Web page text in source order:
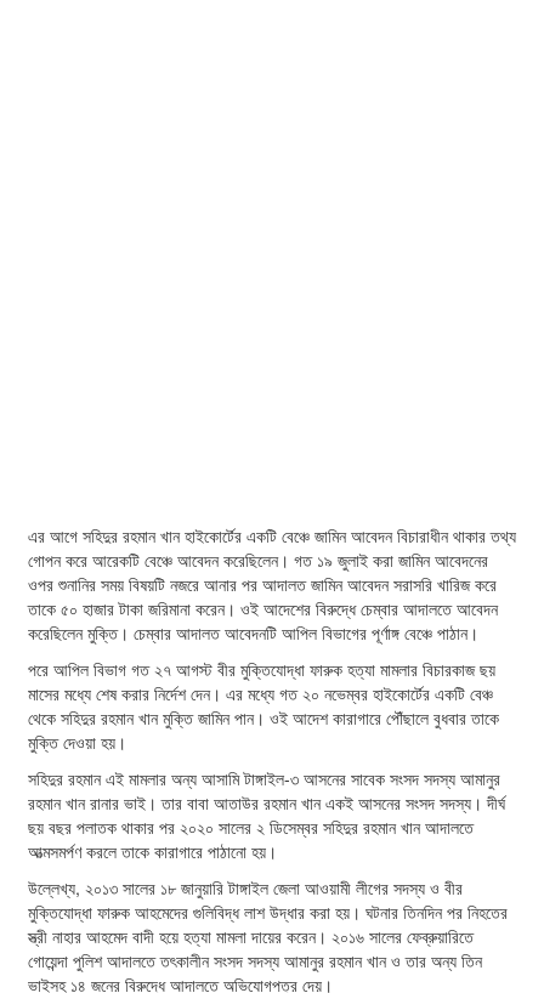
এর আগে সহিদুর রহমান খান হাইকোর্টের একটি বেঞ্চে জামিন আবেদন বিচারাধীন থাকার তথ্য
গোপন করে আরেকটি বেঞ্চে আবেদন করেছিলেন। গত ১৯ জুলাই করা জামিন আবেদনের
ওপর শুনানির সময় বিষয়টি নজরে আনার পর আদালত জামিন আবেদন সরাসরি খারিজ করে
তাকে ৫০ হাজার টাকা জরিমানা করেন। ওই আদেশের বিরুদ্ধে চেম্বার আদালতে আবেদন
করেছিলেন মুক্তি। চেম্বার আদালত আবেদনটি আপিল বিভাগের পূর্ণাঙ্গ বেঞ্চে পাঠান।
পরে আপিল বিভাগ গত ২৭ আগস্ট বীর মুক্তিযোদ্ধা ফারুক হত্যা মামলার বিচারকাজ ছয়
মাসের মধ্যে শেষ করার নির্দেশ দেন। এর মধ্যে গত ২০ নভেম্বর হাইকোর্টের একটি বেঞ্চ
থেকে সহিদুর রহমান খান মুক্তি জামিন পান। ওই আদেশ কারাগারে পৌঁছালে বুধবার তাকে
মুক্তি দেওয়া হয়।
সহিদুর রহমান এই মামলার অন্য আসামি টাঙ্গাইল-৩ আসনের সাবেক সংসদ সদস্য আমানুর
রহমান খান রানার ভাই। তার বাবা আতাউর রহমান খান একই আসনের সংসদ সদস্য। দীর্ঘ
ছয় বছর পলাতক থাকার পর ২০২০ সালের ২ ডিসেম্বর সহিদুর রহমান খান আদালতে
আত্মসমর্পণ করলে তাকে কারাগারে পাঠানো হয়।
উল্লেখ্য, ২০১৩ সালের ১৮ জানুয়ারি টাঙ্গাইল জেলা আওয়ামী লীগের সদস্য ও বীর
মুক্তিযোদ্ধা ফারুক আহমেদের গুলিবিদ্ধ লাশ উদ্ধার করা হয়। ঘটনার তিনদিন পর নিহতের
স্ত্রী নাহার আহমেদ বাদী হয়ে হত্যা মামলা দায়ের করেন। ২০১৬ সালের ফেব্রুয়ারিতে
গোয়েন্দা পুলিশ আদালতে তৎকালীন সংসদ সদস্য আমানুর রহমান খান ও তার অন্য তিন
ভাইসহ ১৪ জনের বিরুদ্ধে আদালতে অভিযোগপত্র দেয়।